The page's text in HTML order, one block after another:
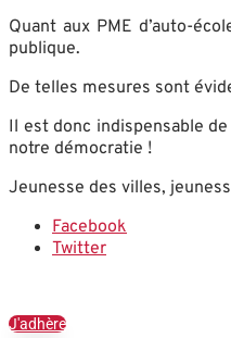
Quant aux PME d’auto-
publique.
De telles mesures sont
Il est donc indispensable
notre démocratie !
Jeunesse des villes,
Facebook
Twitter
J'adhère